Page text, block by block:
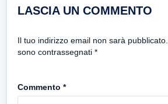
LASCIA UN COMMENTO
Il tuo indirizzo email non sarà pubblicato.
sono contrassegnati *
Commento *